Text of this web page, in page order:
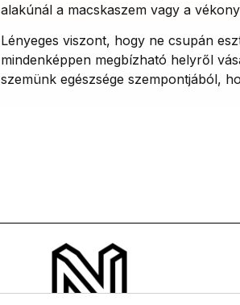
alakúnál a macskaszem vagy a
Lényeges viszont, hogy ne csupán
mindenképpen megbízható helyről
szemünk egészsége szempontjából,